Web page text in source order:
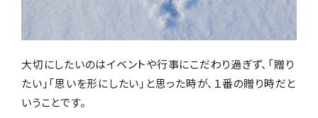
大切にしたいのはイベントや行事にこだわり過ぎず、「贈り
たい」「思いを形にしたい」と思った時が、１番の贈り時だと
いうことです。